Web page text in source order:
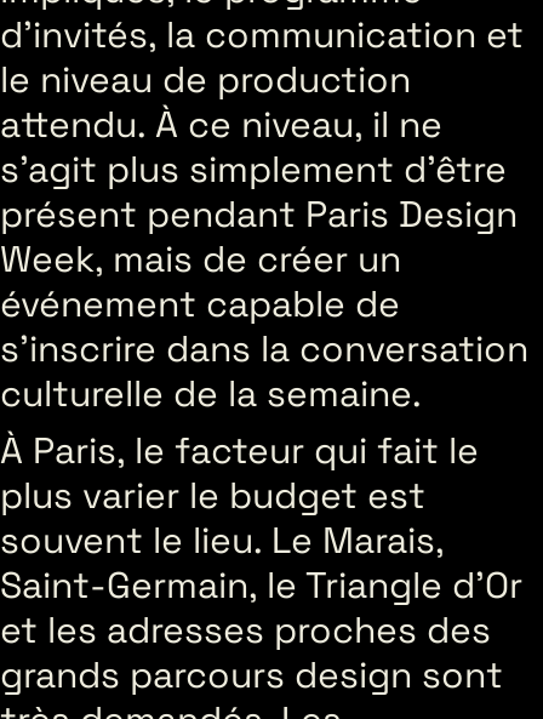
d’invités, la communication et
le niveau de production
attendu. À ce niveau, il ne
s’agit plus simplement d’être
présent pendant Paris Design
Week, mais de créer un
événement capable de
s’inscrire dans la conversation
culturelle de la semaine.
À Paris, le facteur qui fait le
plus varier le budget est
souvent le lieu. Le Marais,
Saint-Germain, le Triangle d’Or
et les adresses proches des
grands parcours design sont